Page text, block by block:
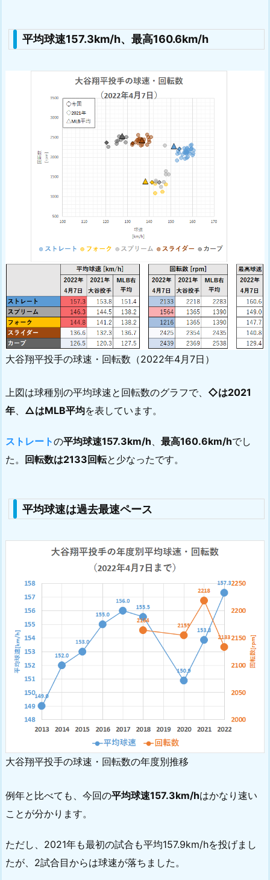
平均球速157.3km/h、最高160.6km/h
大谷翔平投手の球速・回転数（2022年4月7日）
上図は球種別の平均球速と回転数のグラフで、 ◇は2021
年、 △はMLB平均を表しています。
ストレートの平均球速157.3km/h、 最高160.6km/hでし
た。
回転数は2133回転と少なったです。
平均球速は過去最速ペース
大谷翔平投手の球速・回転数の年度別推移
例年と比べても、今回の平均球速157.3km/hはかなり速い
ことが分かります。
ただし、2021年も最初の試合も平均157.9km/hを投げまし
たが、2試合目からは球速が落ちました。